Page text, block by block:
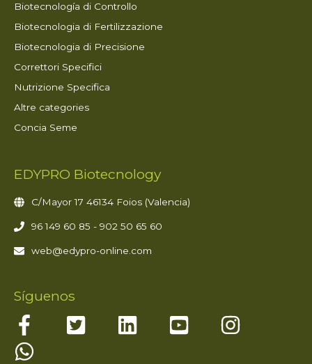
Biotecnología di Controllo
Biotecnologia di Fertilizzazione
Biotecnologia di Precisione
Correttori Specifici
Nutrizione Specifica
Altre categories
Concia Seme
EDYPRO Biotecnology
C/Mayor 17 46134 Foios (Valencia)
96 149 60 85 - 902 50 65 60
web@edypro-online.com
Síguenos